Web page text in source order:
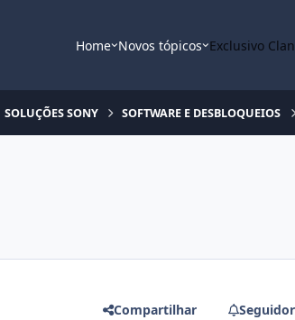
Home Novos tópicos Exclusivo
SOLUÇÕES SONY SOFTWARE E DESBLOQUEIOS
Compartilhar